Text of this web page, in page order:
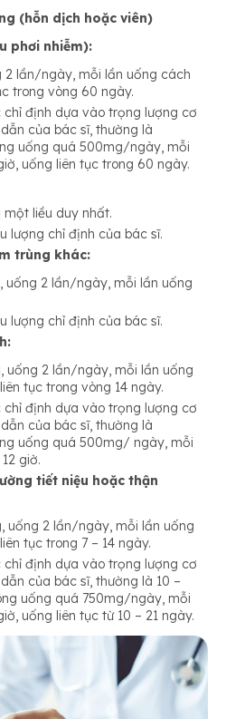
(hỗn dịch hoặc viên)
phơi nhiễm):
2 lần/ngày, mỗi lần uống cách
trong vòng 60 ngày.
chỉ định dựa vào trọng lượng cơ
của bác sĩ, thường là
uống quá 500mg/ngày, mỗi
uống liên tục trong 60 ngày.
một liều duy nhất.
lượng chỉ định của bác sĩ.
trùng khác:
uống 2 lần/ngày, mỗi lần uống
lượng chỉ định của bác sĩ.
uống 2 lần/ngày, mỗi lần uống
tục trong vòng 14 ngày.
chỉ định dựa vào trọng lượng cơ
của bác sĩ, thường là
uống quá 500mg/ ngày, mỗi
giờ.
tiết niệu hoặc thận
uống 2 lần/ngày, mỗi lần uống
tục trong 7 – 14 ngày.
chỉ định dựa vào trọng lượng cơ
của bác sĩ, thường là 10 –
uống quá 750mg/ngày, mỗi
uống liên tục từ 10 – 21 ngày.